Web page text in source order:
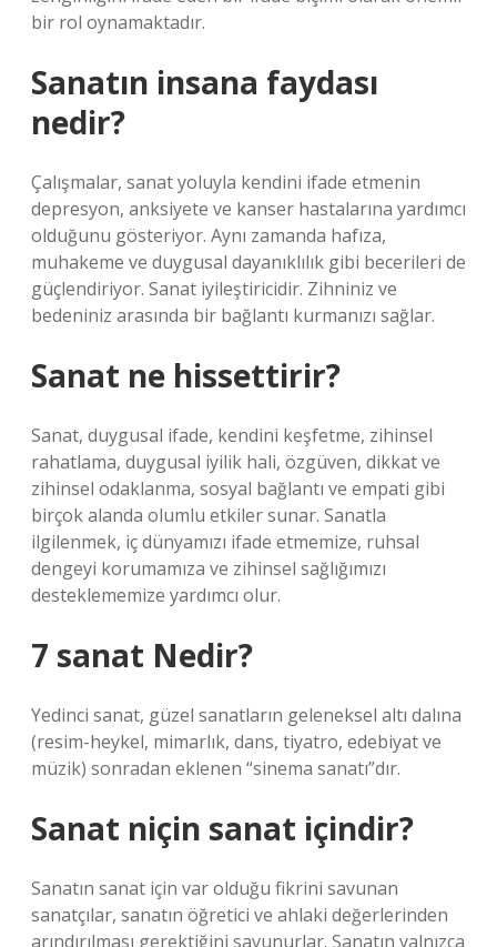
bir rol oynamaktadır.
Sanatın insana faydası
nedir?
Çalışmalar, sanat yoluyla kendini ifade etmenin
depresyon, anksiyete ve kanser hastalarına yardımcı
olduğunu gösteriyor. Aynı zamanda hafıza,
muhakeme ve duygusal dayanıklılık gibi becerileri de
güçlendiriyor. Sanat iyileştiricidir. Zihniniz ve
bedeniniz arasında bir bağlantı kurmanızı sağlar.
Sanat ne hissettirir?
Sanat, duygusal ifade, kendini keşfetme, zihinsel
rahatlama, duygusal iyilik hali, özgüven, dikkat ve
zihinsel odaklanma, sosyal bağlantı ve empati gibi
birçok alanda olumlu etkiler sunar. Sanatla
ilgilenmek, iç dünyamızı ifade etmemize, ruhsal
dengeyi korumamıza ve zihinsel sağlığımızı
desteklememize yardımcı olur.
7 sanat Nedir?
Yedinci sanat, güzel sanatların geleneksel altı dalına
(resim-heykel, mimarlık, dans, tiyatro, edebiyat ve
müzik) sonradan eklenen “sinema sanatı”dır.
Sanat niçin sanat içindir?
Sanatın sanat için var olduğu fikrini savunan
sanatçılar, sanatın öğretici ve ahlaki değerlerinden
arındırılması gerektiğini savunurlar. Sanatın yalnızca